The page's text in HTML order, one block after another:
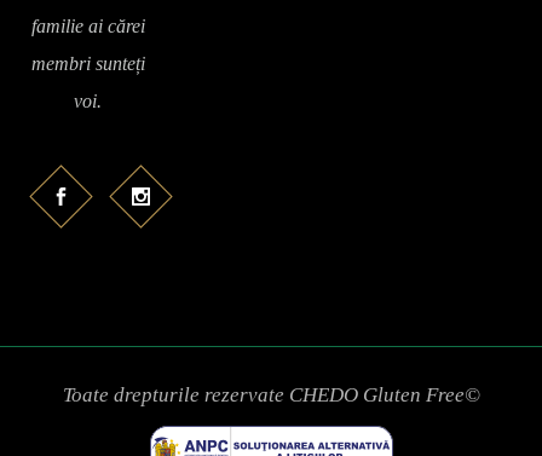
familie ai cărei
membri sunteți
voi.
Toate drepturile rezervate CHEDO Gluten Free©